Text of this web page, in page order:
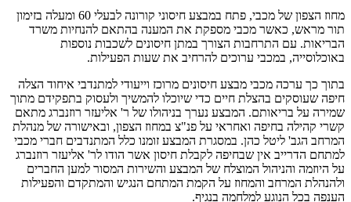
מחוז הצפון של מכבי, פתח במבצע חיסוני קורונה לבעלי 60 ומעלה בזימון
תור מראש, כאשר מכבי מספקת את המענה בהתאם להנחיות משרד
הבריאות. עם התרחבות הצורך במתן חיסונים לשכבות נוספות
באוכלוסייה, במכבי ערוכים להרחיב את שעות הפעילות.
בתוך כך ערכה מכבי מבצע חיסונים מרוכז וייעודי למתנדבי איחוד הצלה
חיפה שעוסקים בהצלת חיים כדי שיוכלו להמשיך ולעסוק בתפקידם מתוך
שמירה על בריאותם. המבצע נערך בניהולו של ר' אליעזר רוזנברג מתאם
קשרי קהילה בחיפה ואחראי על פנ"צ במחוז הצפון, ובאישורה של מנהלת
המרחב הגב' ליטל כהן. במסגרת המבצע זומנו כלל המתנדבים חברי מכבי
למתחם הדרייב אין שבחיפה לקבלת חיסון אשר הודו לר' אליעזר רוזנברג
על היוזמה והניהול המוצלח של המבצע והשירות המסור למען החברים
ולהנהלת המרחב והמחוז על הקמת המתחם הנגיש והמתקדם והפעילות
הענפה בכל הנוגע למלחמה בנגיף.